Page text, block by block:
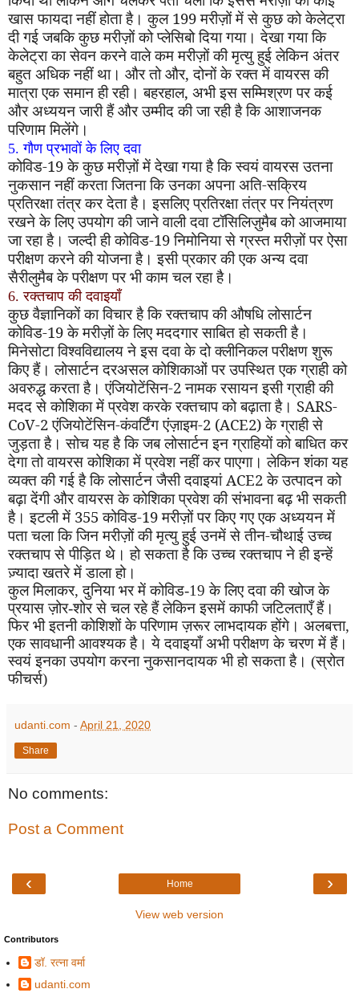
खास फायदा नहीं होता है। कुल 199 मरीज़ों में से कुछ को केलेट्रा
दी गई जबकि कुछ मरीज़ों को प्लेसिबो दिया गया। देखा गया कि
केलेट्रा का सेवन करने वाले कम मरीज़ों की मृत्यु हुई लेकिन अंतर
बहुत अधिक नहीं था। और तो और,दोनों के रक्त में वायरस की
मात्रा एक समान ही रही। बहरहाल, अभी इस सम्मिश्रण पर कई
और अध्ययन जारी हैं और उम्मीद की जा रही है कि आशाजनक
परिणाम मिलेंगे।
5. गौण प्रभावों के लिए दवा
कोविड-19 के कुछ मरीज़ों में देखा गया है कि स्वयं वायरस उतना
नुकसान नहीं करता जितना कि उनका अपना अति-सक्रिय
प्रतिरक्षा तंत्र कर देता है। इसलिए प्रतिरक्षा तंत्र पर नियंत्रण
रखने के लिए उपयोग की जाने वाली दवा टॉसिलिज़ुमैब को आजमाया
जा रहा है। जल्दी ही कोविड-19 निमोनिया से ग्रस्त मरीज़ों पर ऐसा
परीक्षण करने की योजना है। इसी प्रकार की एक अन्य दवा
सैरीलुमैब के परीक्षण पर भी काम चल रहा है।
6. रक्तचाप की दवाइयाँ
कुछ वैज्ञानिकों का विचार है कि रक्तचाप की औषधि लोसार्टन
कोविड-19 के मरीज़ों के लिए मददगार साबित हो सकती है।
मिनेसोटा विश्वविद्यालय ने इस दवा के दो क्लीनिकल परीक्षण शुरू
किए हैं। लोसार्टन दरअसल कोशिकाओं पर उपस्थित एक ग्राही को
अवरुद्ध करता है। एंजियोटेंसिन-2 नामक रसायन इसी ग्राही की
मदद से कोशिका में प्रवेश करके रक्तचाप को बढ़ाता है। SARS-
CoV-2 एंजियोटेंसिन-कंवर्टिंग एंज़ाइम-2 (ACE2) के ग्राही से
जुड़ता है। सोच यह है कि जब लोसार्टन इन ग्राहियों को बाधित कर
देगा तो वायरस कोशिका में प्रवेश नहीं कर पाएगा। लेकिन शंका यह
व्यक्त की गई है कि लोसार्टन जैसी दवाइयांACE2 के उत्पादन को
बढ़ा देंगी और वायरस के कोशिका प्रवेश की संभावना बढ़ भी सकती
है। इटली में 355 कोविड-19 मरीज़ों पर किए गए एक अध्ययन में
पता चला कि जिन मरीज़ों की मृत्यु हुई उनमें से तीन-चौथाई उच्च
रक्तचाप से पीड़ित थे। हो सकता है कि उच्च रक्तचाप ने ही इन्हें
ज़्यादा खतरे में डाला हो।
कुल मिलाकर,दुनिया भर में कोविड-19 के लिए दवा की खोज के
प्रयास ज़ोर-शोर से चल रहे हैं लेकिन इसमें काफी जटिलताएँ हैं।
फिर भी इतनी कोशिशों के परिणाम ज़रूर लाभदायक होंगे। अलबत्ता,
एक सावधानी आवश्यक है। ये दवाइयाँ अभी परीक्षण के चरण में हैं।
स्वयं इनका उपयोग करना नुकसानदायक भी हो सकता है। (स्रोत
फीचर्स)
udanti.com - April 21, 2020
Share
No comments:
Post a Comment
‹ ›
Home
View web version
Contributors
डॉ. रत्ना वर्मा
udanti.com